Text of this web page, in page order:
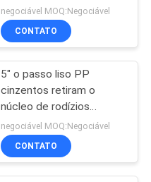
médicos do dever da
polegada TPR
negociável MOQ:Negociável
CONTATO
5" o passo liso PP
cinzentos retiram o
núcleo de rodízios
médios do dever zincam
o suporte pintado
negociável MOQ:Negociável
CONTATO